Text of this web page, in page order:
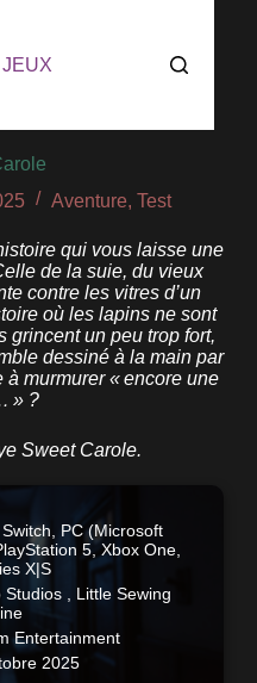
Aventure,Test
qui vous laisse une
de la suie, du vieux
contre les vitres d’un
où les lapins ne sont
grincent un peu trop fort,
dessiné à la main par
à murmurer « encore une
» ?
Sweet Carole.
PC (Microsoft
5, Xbox One,
X|S
Studios , Little Sewing
Entertainment
2025